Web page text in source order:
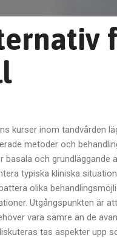
kurser inom tandvården
metoder och
basala och grundläggande
typiska kliniska
olika
Utgångspunkten är
vara sämre än de
tas aspekter upp